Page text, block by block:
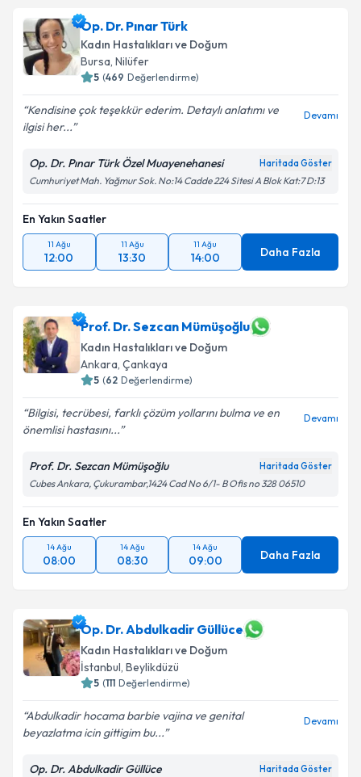
Op. Dr. Pınar Türk
Kadın Hastalıkları ve Doğum
Bursa, Nilüfer
5 (469 Değerlendirme)
Kendisine çok teşekkür ederim. Detaylı anlatımı ve
ilgisi her...
Devamı
Op. Dr. Pınar Türk Özel Muayenehanesi Haritada Göster
Cumhuriyet Mah. Yağmur Sok. No:14 Cadde 224 Sitesi A Blok Kat:7 D:13
En Yakın Saatler
11 Ağu
12:00
11 Ağu
13:30
11 Ağu
14:00 Daha Fazla
Prof. Dr. Sezcan Mümüşoğlu
Kadın Hastalıkları ve Doğum
Ankara, Çankaya
5 (62 Değerlendirme)
Bilgisi, tecrübesi, farklı çözüm yollarını bulma ve en
önemlisi hastasını...
Devamı
Prof. Dr. Sezcan Mümüşoğlu Haritada Göster
Cubes Ankara, Çukurambar,1424 Cad No 6/1- B Ofis no 328 06510
En Yakın Saatler
14 Ağu
08:00
14 Ağu
08:30
14 Ağu
09:00 Daha Fazla
Op. Dr. Abdulkadir Güllüce
Kadın Hastalıkları ve Doğum
İstanbul, Beylikdüzü
5 (111 Değerlendirme)
Abdulkadir hocama barbie vajina ve genital
beyazlatma icin gittigim bu...
Devamı
Op. Dr. Abdulkadir Güllüce Haritada Göster